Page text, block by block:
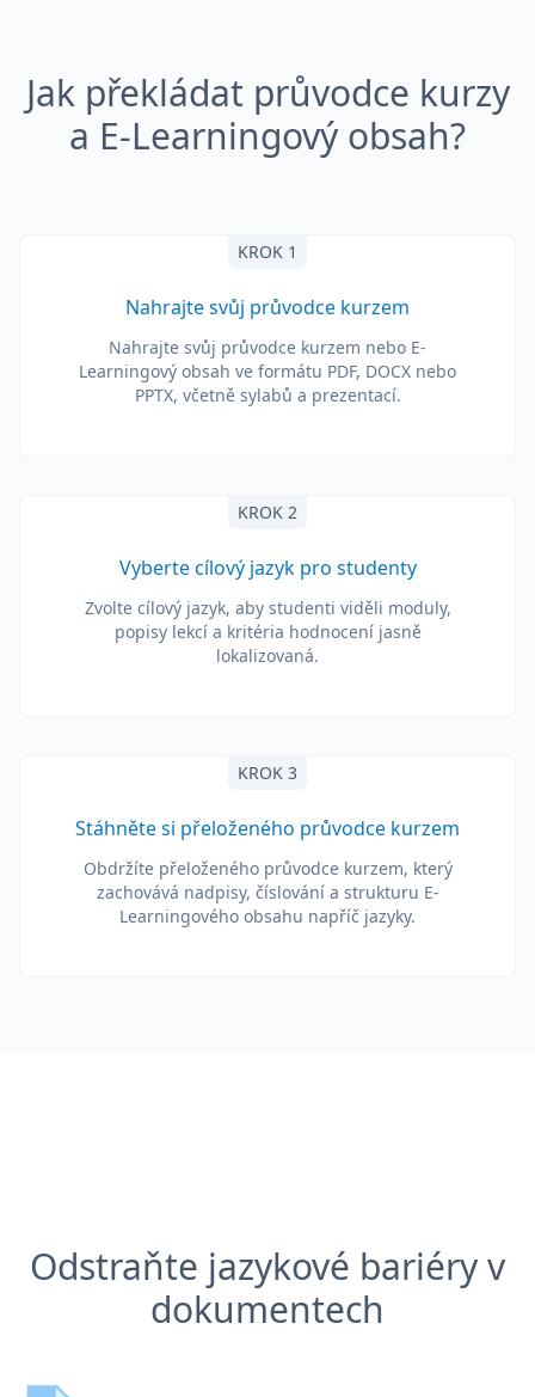
Jak překládat průvodce kurzy
a E-Learningový obsah?
KROK 1
Nahrajte svůj průvodce kurzem
Nahrajte svůj průvodce kurzem nebo E-
Learningový obsah ve formátu PDF, DOCX nebo
PPTX, včetně sylabů a prezentací.
KROK 2
Vyberte cílový jazyk pro studenty
Zvolte cílový jazyk, aby studenti viděli moduly,
popisy lekcí a kritéria hodnocení jasně
lokalizovaná.
KROK 3
Stáhněte si přeloženého průvodce kurzem
Obdržíte přeloženého průvodce kurzem, který
zachovává nadpisy, číslování a strukturu E-
Learningového obsahu napříč jazyky.
Odstraňte jazykové bariéry v
dokumentech